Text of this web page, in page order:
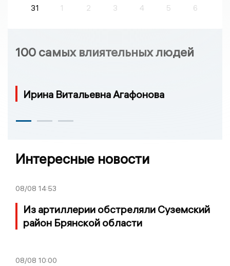
31
1 2 3 4 5 6
100 самых влиятельных людей
Ирина Витальевна Агафонова
Интересные новости
08/08 14:53
Из артиллерии обстреляли Суземский
район Брянской области
08/08 10:00